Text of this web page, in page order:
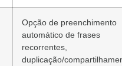
Opção de preenchimento
automático de frases
recorrentes,
duplicação/